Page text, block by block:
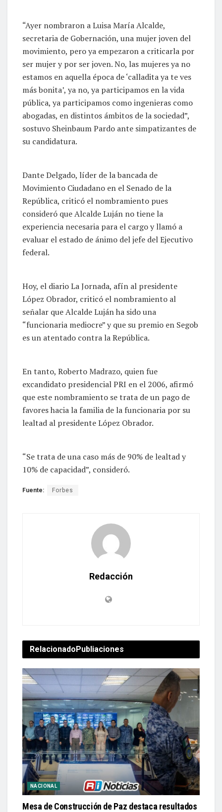
“Ayer nombraron a Luisa María Alcalde,
secretaria de Gobernación, una mujer joven del
movimiento, pero ya empezaron a criticarla por
ser mujer y por ser joven. No, las mujeres ya no
estamos en aquella época de ‘calladita ya te ves
más bonita’, ya no, ya participamos en la vida
pública, ya participamos como ingenieras como
abogadas, en distintos ámbitos de la sociedad”,
sostuvo Sheinbaum Pardo ante simpatizantes de
su candidatura.
Dante Delgado, líder de la bancada de
Movimiento Ciudadano en el Senado de la
República, criticó el nombramiento pues
consideró que Alcalde Luján no tiene la
experiencia necesaria para el cargo y llamó a
evaluar el estado de ánimo del jefe del Ejecutivo
federal.
Hoy, el diario La Jornada, afín al presidente
López Obrador, criticó el nombramiento al
señalar que Alcalde Luján ha sido una
“funcionaria mediocre” y que su premio en Segob
es un atentado contra la República.
En tanto, Roberto Madrazo, quien fue
excandidato presidencial PRI en el 2006, afirmó
que este nombramiento se trata de un pago de
favores hacia la familia de la funcionaria por su
lealtad al presidente López Obrador.
“Se trata de una caso más de 90% de lealtad y
10% de capacidad”, consideró.
Fuente: Forbes
Redacción
RelacionadoPubliaciones
NACIONAL
Mesa de Construcción de Paz destaca resultados